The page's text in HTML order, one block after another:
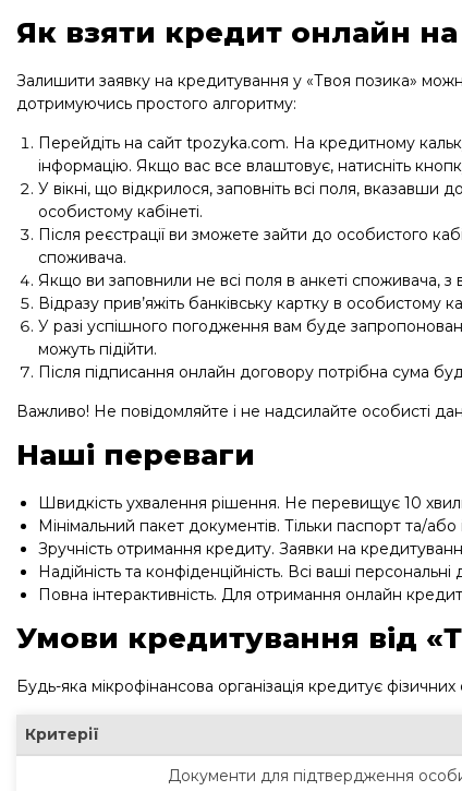
Як взяти кредит онлайн на
Залишити заявку на кредитування у «Твоя позика»
дотримуючись простого алгоритму:
Перейдіть на сайт tpozyka.com. На кредитному
інформацію. Якщо вас все влаштовує, натисніть
У вікні, що відкрилося, заповніть всі поля,
особистому кабінеті.
Після реєстрації ви зможете зайти до особистого
споживача.
Якщо ви заповнили не всі поля в анкеті споживача,
Відразу прив’яжіть банківську картку в
У разі успішного погодження вам буде
можуть підійти.
Після підписання онлайн договору потрібна сума
Важливо! Не повідомляйте і не надсилайте особисті
Наші переваги
Швидкість ухвалення рішення. Не перевищує 10
Мінімальний пакет документів. Тільки паспорт та/або
Зручність отримання кредиту. Заявки на
Надійність та конфіденційність. Всі ваші
Повна інтерактивність. Для отримання онлайн
Умови кредитування від
Будь-яка мікрофінансова організація кредитує
Критерії
Документи для підтвердження